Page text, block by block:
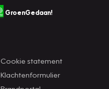
GroenGedaan!
Cookie statement
Klachtenformulier